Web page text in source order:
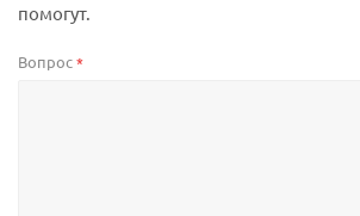
помогут.
Вопрос*